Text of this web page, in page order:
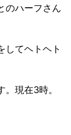
のハーフさん
してヘトヘト
現在3時。